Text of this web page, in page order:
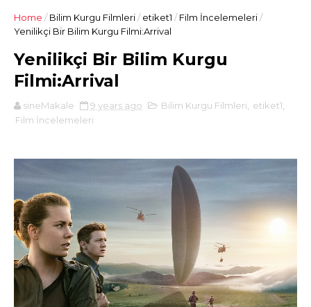
Home / Bilim Kurgu Filmleri/ etiket1 / Film İncelemeleri/
Yenilikçi Bir Bilim Kurgu Filmi:Arrival
Yenilikçi Bir Bilim Kurgu
Filmi:Arrival
sineMakale 9 years ago Bilim Kurgu Filmleri etiket1
Film İncelemeleri